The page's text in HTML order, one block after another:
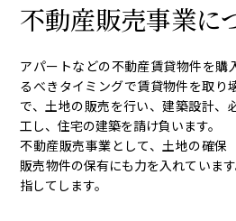
不動産販売事業に
アパートなどの不動産賃貸物件を購
るべきタイミングで賃貸物件を取り
で、土地の販売を行い、建築設計、
工し、住宅の建築を請け負います。
不動産販売事業として、土地の確保
販売物件の保有にも力を入れていま
指してします。